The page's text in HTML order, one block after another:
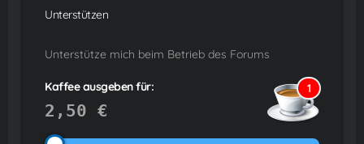
Unterstützen
Unterstütze mich beim Betrieb des Forums
Kaffee ausgeben für:
2,50 €
1